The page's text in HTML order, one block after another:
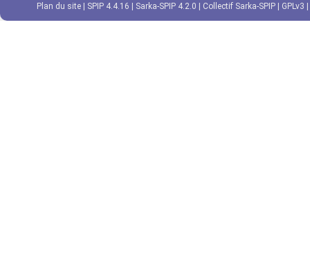
Plan du site SPIP 4.4.16 Sarka-SPIP 4.2.0 Collectif Sarka-SPIP GPLv3